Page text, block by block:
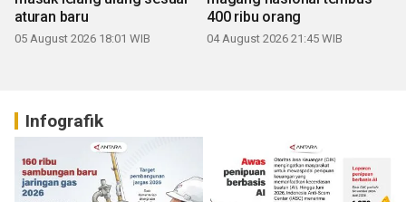
aturan baru
05 August 2026 18:01 WIB
400 ribu orang
04 August 2026 21:45 WIB
Infografik